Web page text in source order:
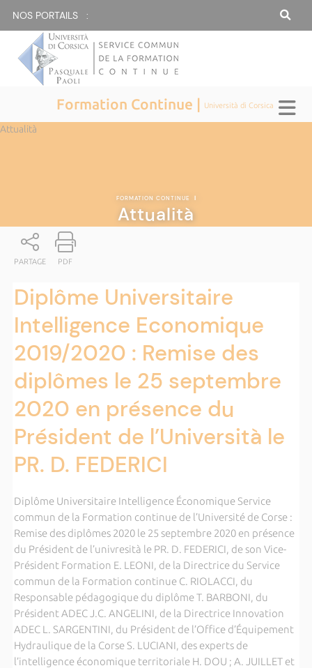
NOS PORTAILS :
Formation Continue | Università di Corsica
Attualità
FORMATION CONTINUE |
Attualità
PARTAGE PDF
Diplôme Universitaire
Intelligence Economique
2019/2020 : Remise des
diplômes le 25 septembre
2020 en présence du
Président de l’Università le
PR. D. FEDERICI
Diplôme Universitaire Intelligence Économique Service
commun de la Formation continue de l’Université de Corse :
Remise des diplômes 2020 le 25 septembre 2020 en présence
du Président de l’univresità le PR. D. FEDERICI, de son Vice-
Président Formation E. LEONI, de la Directrice du Service
commun de la Formation continue C. RIOLACCI, du
Responsable pédagogique du diplôme T. BARBONI, du
Président ADEC J.C. ANGELINI, de la Directrice Innovation
ADEC L. SARGENTINI, du Président de l’Office d’Équipement
Hydraulique de la Corse S. LUCIANI, des experts de
l’intelligence économique territoriale H. DOU ; A. JUILLET et